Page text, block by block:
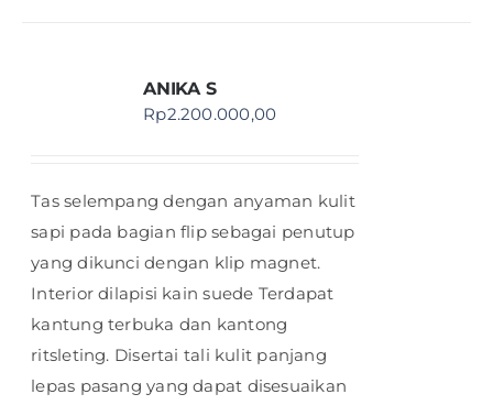
ANIKA S
Rp2.200.000,00
Tas selempang dengan anyaman kulit
sapi pada bagian flip sebagai penutup
yang dikunci dengan klip magnet.
Interior dilapisi kain suede Terdapat
kantung terbuka dan kantong
ritsleting. Disertai tali kulit panjang
lepas pasang yang dapat disesuaikan